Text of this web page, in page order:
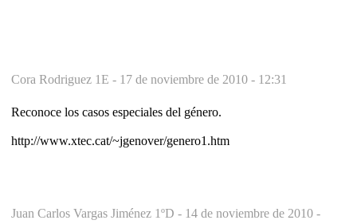
Cora Rodriguez 1E - 17 de noviembre de 2010 - 12:31
Reconoce los casos especiales del género.
http://www.xtec.cat/~jgenover/genero1.htm
Juan Carlos Vargas Jiménez 1ºD - 14 de noviembre de 2010 -